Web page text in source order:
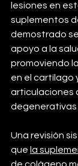
lesiones en
suplementos
demostrado
apoyo a la
promoviendo
en el cartílago
articulaciones
degenerativas
Una revisión
que la